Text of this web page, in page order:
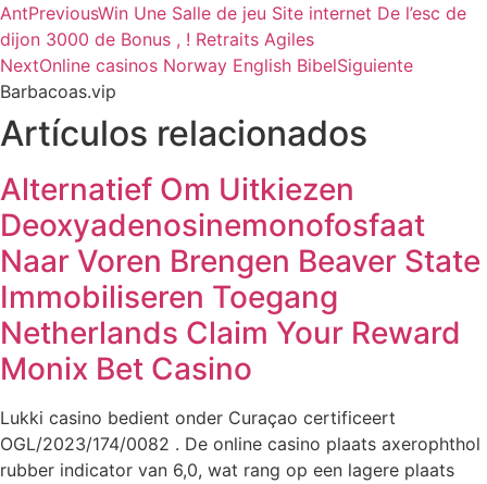
AntPreviousWin Une Salle de jeu Site internet De l’esc de
dijon 3000 de Bonus , ! Retraits Agiles
NextOnline casinos Norway English BibelSiguiente
Barbacoas.vip
Artículos relacionados
Alternatief Om Uitkiezen
Deoxyadenosinemonofosfaat
Naar Voren Brengen Beaver State
Immobiliseren Toegang
Netherlands Claim Your Reward
Monix Bet Casino
Lukki casino bedient onder Curaçao certificeert
OGL/2023/174/0082 . De online casino plaats axerophthol
rubber indicator van 6,0, wat rang op een lagere plaats